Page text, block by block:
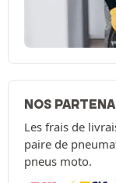
NOS
Les frais de
paire de
pneus moto.